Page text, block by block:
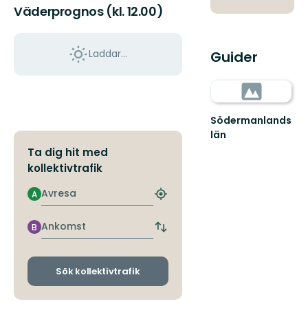
Väderprognos (kl. 12.00)
Laddar...
Ta dig hit med
kollektivtrafik
Avresa
A
Hitta
hållplats
Ankomst
B
Byt
och
Sök kollektivtrafik
Guider
Södermanlands
län